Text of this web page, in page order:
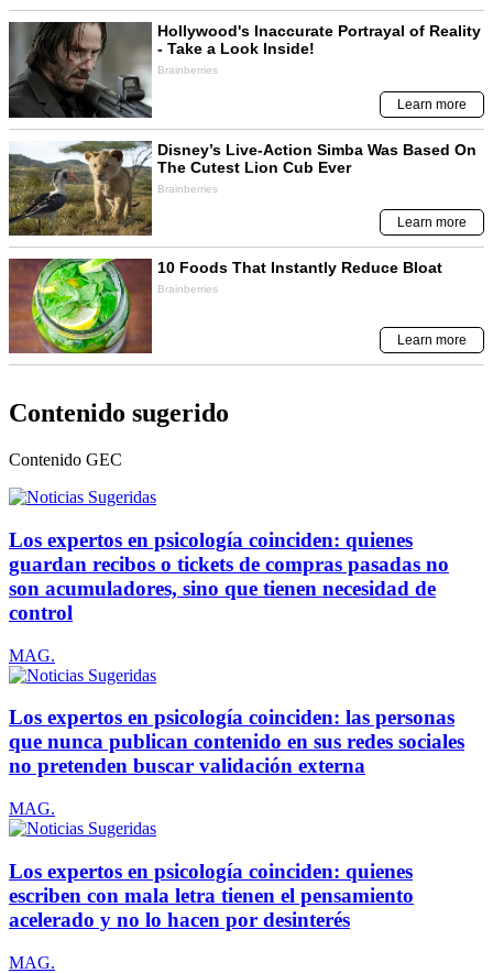
Contenido sugerido
Contenido GEC
Los expertos en psicología coinciden: quienes
guardan recibos o tickets de compras pasadas no
son acumuladores, sino que tienen necesidad de
control
MAG.
Los expertos en psicología coinciden: las personas
que nunca publican contenido en sus redes sociales
no pretenden buscar validación externa
MAG.
Los expertos en psicología coinciden: quienes
escriben con mala letra tienen el pensamiento
acelerado y no lo hacen por desinterés
MAG.